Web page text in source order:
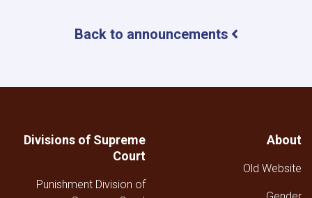
الإمارة
الوحشية
Back to announcements
About
Old Website
Divisions of Supreme
Court
Punishment Division of